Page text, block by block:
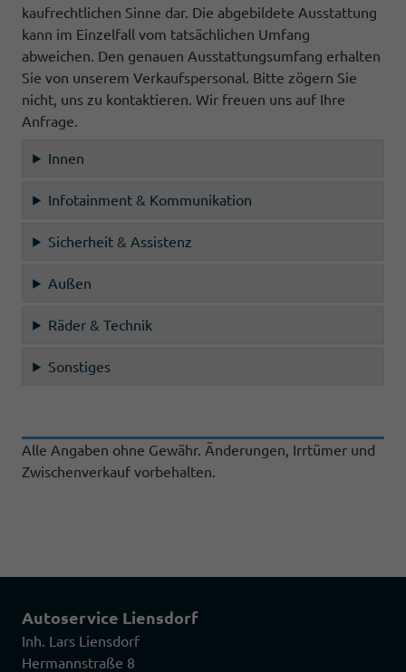
kaufrechtlichen Sinne dar. Die abgebildete Ausstattung
kann im Einzelfall vom tatsächlichen Umfang
abweichen. Den genauen Ausstattungsumfang erhalten
Sie von unserem Verkaufspersonal. Bitte zögern Sie
nicht, uns zu kontaktieren. Wir freuen uns auf Ihre
Anfrage.
Innen
Infotainment & Kommunikation
Sicherheit & Assistenz
Außen
Räder & Technik
Sonstiges
Alle Angaben ohne Gewähr. Änderungen, Irrtümer und
Zwischenverkauf vorbehalten.
Autoservice Liensdorf
Inh. Lars Liensdorf
Hermannstraße 8